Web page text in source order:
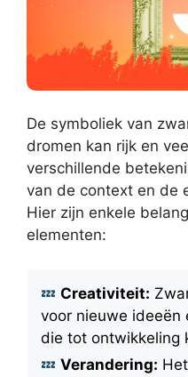
De symboliek van
dromen kan rijk en
verschillende
van de context en de
Hier zijn enkele
elementen:
Creativiteit:
voor nieuwe ideeën
die tot ontwikkeling
Verandering: